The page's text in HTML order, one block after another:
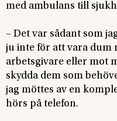
med ambulans till
– Det var sådant som
ju inte för att vara dum
arbetsgivare eller mot
skydda dem som
jag möttes av en
hörs på telefon.